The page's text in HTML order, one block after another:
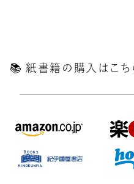
📚️ 紙書籍の購入はこち